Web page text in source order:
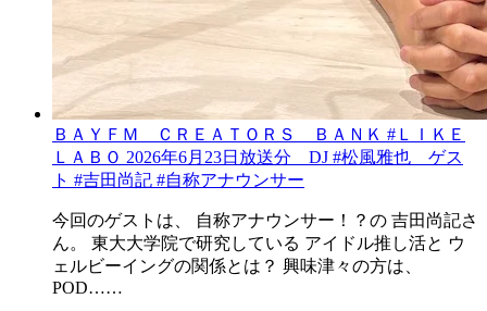
ＢＡＹＦＭ ＣＲＥＡＴＯＲＳ ＢＡＮＫ #ＬＩＫＥ
ＬＡＢＯ 2026年6月23日放送分 DJ #松風雅也 ゲス
ト #吉田尚記 #自称アナウンサー
今回のゲストは、 自称アナウンサー！？の 吉田尚記さ
ん。 東大大学院で研究している アイドル推し活と ウ
ェルビーイングの関係とは？ 興味津々の方は、
POD……